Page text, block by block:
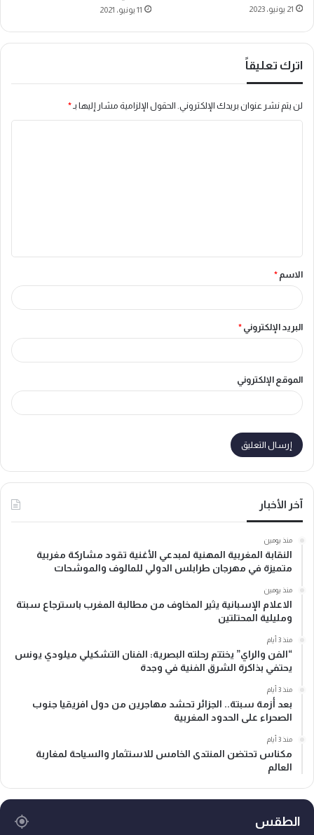
21 يونيو، 2023 11 يونيو، 2021
اترك تعليقاً
لن يتم نشر عنوان بريدك الإلكتروني. الحقول الإلزامية مشار إليها بـ*
ق
*
الاسم *
البريد الإلكتروني *
الموقع الإلكتروني
آخر الأخبار
منذ يومين
النقابة المغربية المهنية لمبدعي الأغنية تقود مشاركة مغربية
متميزة في مهرجان طرابلس الدولي للمالوف والموشحات
منذ يومين
الاعلام الإسبانية يثير المخاوف من مطالبة المغرب باسترجاع سبتة
ومليلية المحتلتين
منذ 3 أيام
“الفن والراي” يختتم رحلته البصرية: الفنان التشكيلي ميلودي يونس
يحتفي بذاكرة الشرق الفنية في وجدة
منذ 3 أيام
بعد أزمة سبتة.. الجزائر تحشد مهاجرين من دول افريقيا جنوب
الصحراء على الحدود المغربية
منذ 3 أيام
مكناس تحتضن المنتدى الخامس للاستثمار والسياحة لمغاربة
العالم
الطقس